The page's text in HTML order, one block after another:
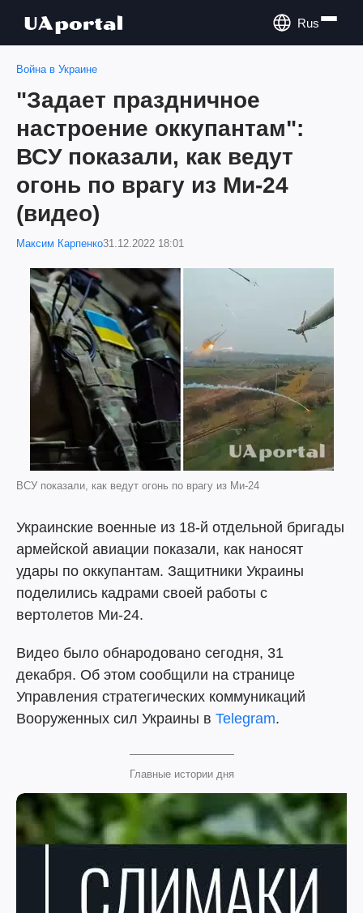
Rus
Война в Украине
"Задает праздничное
настроение оккупантам":
ВСУ показали, как ведут
огонь по врагу из Ми-24
(видео)
Максим Карпенко31.12.2022 18:01
ВСУ показали, как ведут огонь по врагу из Ми-24
Украинские военные из 18-й отдельной бригады
армейской авиации показали, как наносят
удары по оккупантам. Защитники Украины
поделились кадрами своей работы с
вертолетов Ми-24.
Видео было обнародовано сегодня, 31
декабря. Об этом сообщили на странице
Управления стратегических коммуникаций
Вооруженных сил Украины в Telegram.
Главные истории дня